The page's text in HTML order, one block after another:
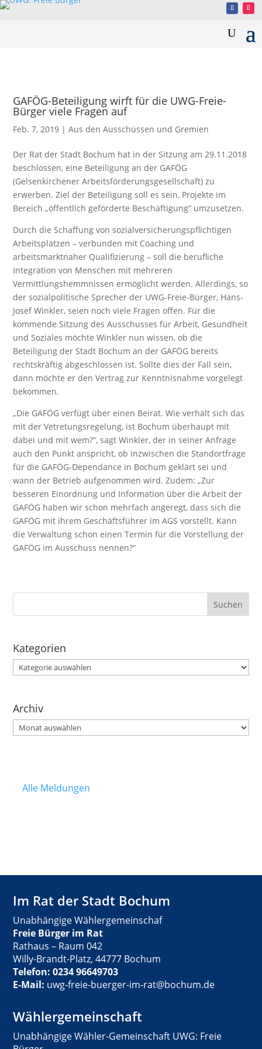
GAFÖG-Beteiligung wirft für die UWG-Freie-
Bürger viele Fragen auf
Feb. 7, 2019 |Aus den Ausschüssen und Gremien
Der Rat der Stadt Bochum hat in der Sitzung am 29.11.2018
beschlossen, eine Beteiligung an der GAFÖG
(Gelsenkirchener Arbeitsförderungsgesellschaft) zu
erwerben. Ziel der Beteiligung soll es sein, Projekte im
Bereich „öffentlich geförderte Beschäftigung“ umzusetzen.
Durch die Schaffung von sozialversicherungspflichtigen
Arbeitsplätzen – verbunden mit Coaching und
arbeitsmarktnaher Qualifizierung – soll die berufliche
Integration von Menschen mit mehreren
Vermittlungshemmnissen ermöglicht werden. Allerdings, so
der sozialpolitische Sprecher der UWG-Freie-Bürger, Hans-
Josef Winkler, seien noch viele Fragen offen. Für die
kommende Sitzung des Ausschusses für Arbeit, Gesundheit
und Soziales möchte Winkler nun wissen, ob die
Beteiligung der Stadt Bochum an der GAFÖG bereits
rechtskräftig abgeschlossen ist. Sollte dies der Fall sein,
dann möchte er den Vertrag zur Kenntnisnahme vorgelegt
bekommen.
„Die GAFÖG verfügt über einen Beirat. Wie verhält sich das
mit der Vetretungsregelung, ist Bochum überhaupt mit
dabei und mit wem?“, sagt Winkler, der in seiner Anfrage
auch den Punkt anspricht, ob inzwischen die Standortfrage
für die GAFÖG-Dependance in Bochum geklärt sei und
wann der Betrieb aufgenommen wird. Zudem: „Zur
besseren Einordnung und Information über die Arbeit der
GAFÖG haben wir schon mehrfach angeregt, dass sich die
GAFÖG mit ihrem Geschäftsführer im AGS vorstellt. Kann
die Verwaltung schon einen Termin für die Vorstellung der
GAFÖG im Ausschuss nennen?“
Kategorien
Kategorien
Archiv
Archiv
Alle Meldungen
Im Rat der Stadt Bochum
Unabhängige Wählergemeinschaf
Freie Bürger im Rat
Rathaus – Raum 042
Willy-Brandt-Platz, 44777 Bochum
Telefon: 0234 96649703
E-Mail: uwg-freie-buerger-im-rat@bochum.de
Wählergemeinschaft
Unabhängige Wähler-Gemeinschaft UWG: Freie